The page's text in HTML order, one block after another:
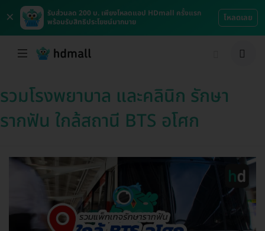
×
รับส่วนลด 200 บ. เพียงโหลดแอป HDmall ครั้งแรก
พร้อมรับสิทธิประโยชน์มากมาย
โหลดเลย
รวมโรงพยาบาล และคลินิก รักษา
รากฟัน ใกล้สถานี BTS อโศก